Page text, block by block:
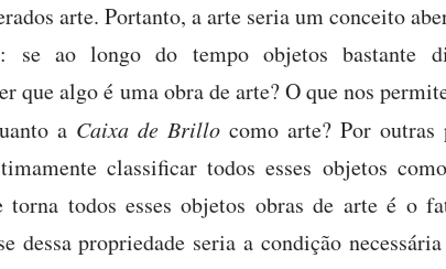
arte. Portanto, a arte seria um conceito
se ao longo do tempo objetos bastante
que algo é uma obra de arte? O que nos
a Caixa de Brillo como arte? Por outras
classificar todos esses objetos
todos esses objetos obras de arte é o
dessa propriedade seria a condição